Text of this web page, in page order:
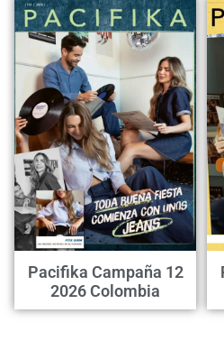
Pacifika Campaña 12
2026 Colombia